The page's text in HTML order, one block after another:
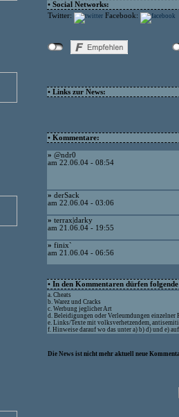
• Social Networks:
Twitter:
Facebook:
• Links zur News:
• Kommentare:
» @ndr0
am 22.06.04 - 08:54
» derSack
am 22.06.04 - 03:06
» terrax|darky
am 21.06.04 - 19:55
» finix`
am 21.06.04 - 06:56
• In den Kommentaren dürfen
a. Cheats
b. Warez und Cracks
c. Werbung jeglicher Art
d. Beleidigungen oder Verleumdungen einzelner
e. Links/Texte mit volksverhetzendem,
f. Hinweise darauf wo das unter a) b) d) und e)
Die News ist nicht mehr aktuell neue